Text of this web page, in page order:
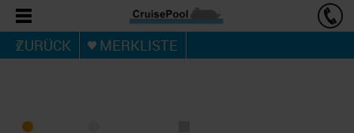
ZURÜCK MERKLISTE